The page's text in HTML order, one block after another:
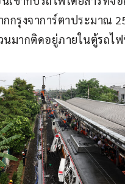
กรุงจาการ์ตาประมาณ
มากติดอยู่ภายในตู้รถไ